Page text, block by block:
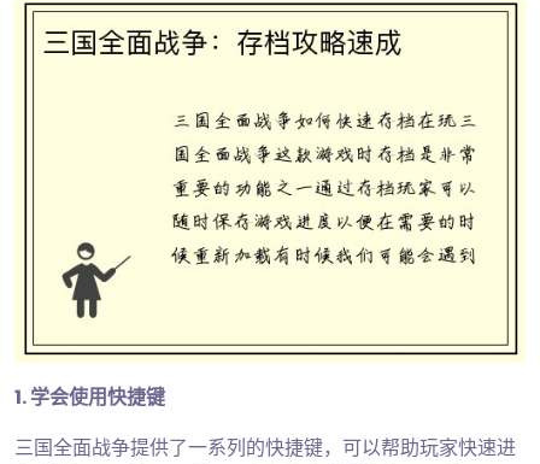
1. 学会使用快捷键
三国全面战争提供了一系列的快捷键，可以帮助玩家快速进